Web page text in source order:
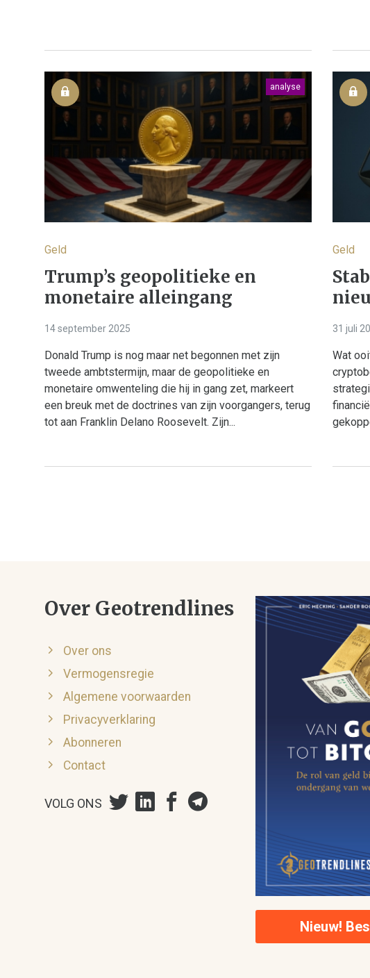
analyse
Geld
Trump’s geopolitieke en
monetaire alleingang
14 september 2025
Donald Trump is nog maar net begonnen met zijn
tweede ambtstermijn, maar de geopolitieke en
monetaire omwenteling die hij in gang zet, markeert
een breuk met de doctrines van zijn voorgangers, terug
tot aan Franklin Delano Roosevelt. Zijn...
Geld
31 juli
Wat
Over Geotrendlines
Over ons
Vermogensregie
Algemene voorwaarden
Privacyverklaring
Abonneren
Contact
VOLG ONS
Nieuw!